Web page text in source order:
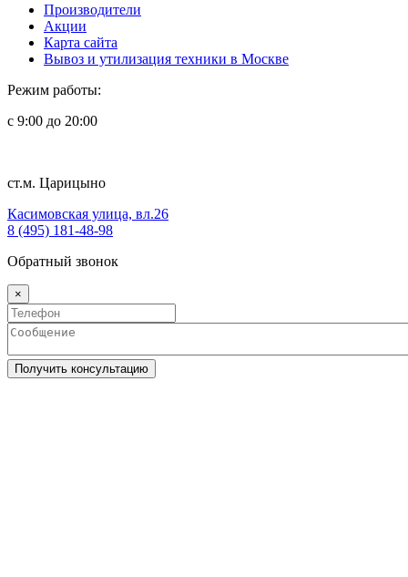
Производители
Акции
Карта сайта
Вывоз и утилизация техники в Москве
Режим работы:
с 9:00 до 20:00
ст.м. Царицыно
Касимовская улица, вл.26
8 (495) 181-48-98
Обратный звонок
×
Получить консультацию